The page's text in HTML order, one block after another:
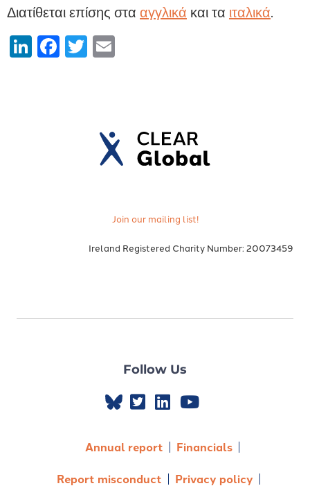
Διατίθεται επίσης στα αγγλικά και τα ιταλικά.
LinkedIn
Facebook
Twitter
Join our mailing list!
Ireland Registered Charity Number: 20073459
Follow Us
Annual report
Financials
Report misconduct
Privacy policy